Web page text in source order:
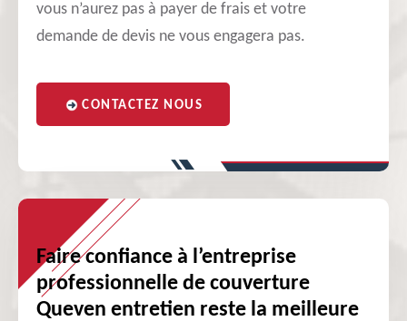
vous n’aurez pas à payer de frais et votre
demande de devis ne vous engagera pas.
CONTACTEZ NOUS
Faire confiance à l’entreprise
professionnelle de couverture
Queven entretien reste la meilleure